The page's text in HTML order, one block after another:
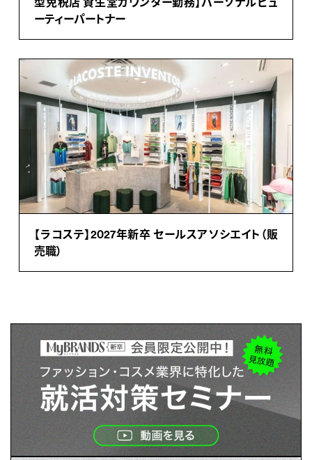
ーティーパートナー
【ラコステ】2027年新卒 セールスアソシエイト（販
売職）